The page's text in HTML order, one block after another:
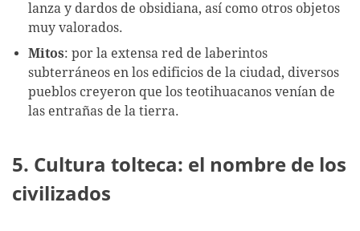
lanza y dardos de obsidiana, así como otros objetos
muy valorados.
Mitos: por la extensa red de laberintos
subterráneos en los edificios de la ciudad, diversos
pueblos creyeron que los teotihuacanos venían de
las entrañas de la tierra.
5. Cultura tolteca: el nombre de los
civilizados